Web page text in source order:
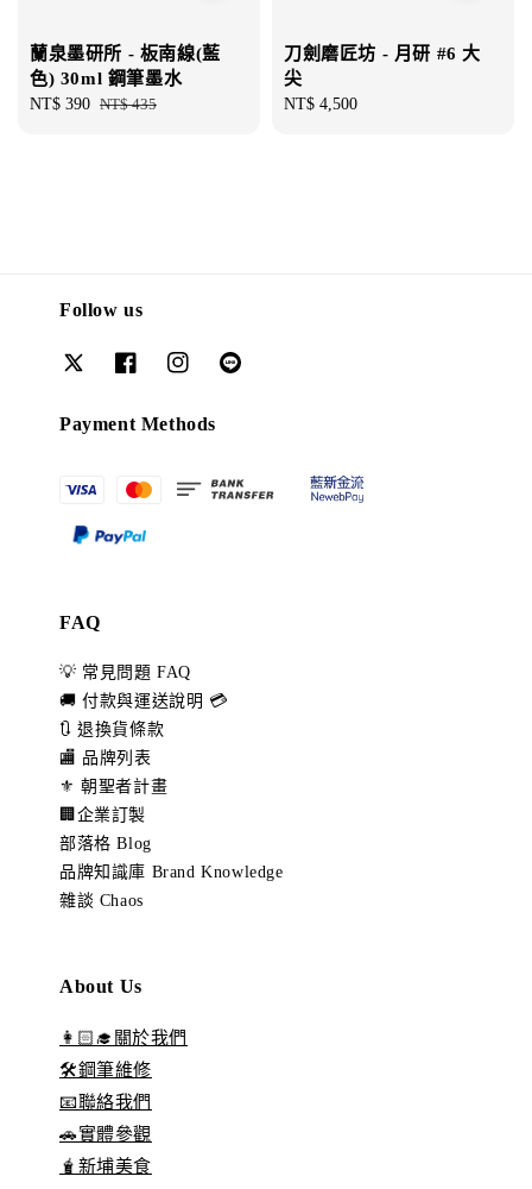
蘭泉墨研所 - 板南線(藍
色) 30ml 鋼筆墨水
Sale
NT$ 390 Regular
NT$ 435
刀劍磨匠坊 - 月研 #6 大
尖
Regular
NT$ 4,500
Follow us
Payment Methods
FAQ
💡 常見問題 FAQ
🚚 付款與運送說明 💳
🔃 退換貨條款
🏬 品牌列表
⚜️ 朝聖者計畫
🏢企業訂製
部落格 Blog
品牌知識庫 Brand Knowledge
雜談 Chaos
About Us
👩🏻‍🎓關於我們
🛠️鋼筆維修
📧聯絡我們
🚗實體參觀
🧋新埔美食